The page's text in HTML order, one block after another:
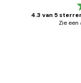
4.3 van 5
Zie een